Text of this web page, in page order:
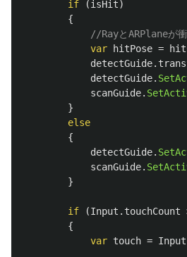
if (isHit)
{
//RayとARPlaneが
var
hitPose =
detectGuide.
detectGuide.
scanGuide.
}
else
{
detectGuide.
scanGuide.
}
if (Input . touchCount
{
var touch = Input